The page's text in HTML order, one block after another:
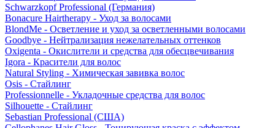
Schwarzkopf Professional (Германия)
Bonacure Hairtherapy - Уход за волосами
BlondMe - Осветление и уход за осветленными волосами
Goodbye - Нейтрализация нежелательных оттенков
Oxigenta - Окислители и средства для обесцвечивания
Igora - Красители для волос
Natural Styling - Химическая завивка волос
Osis - Стайлинг
Professionnelle - Укладочные средства для волос
Silhouette - Стайлинг
Sebastian Professional (США)